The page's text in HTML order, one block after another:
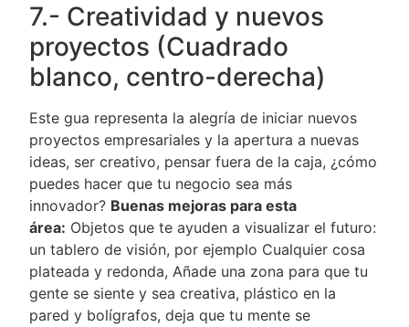
7.- Creatividad y nuevos
proyectos (Cuadrado
blanco, centro-derecha)
Este gua representa la alegría de iniciar nuevos
proyectos empresariales y la apertura a nuevas
ideas, ser creativo, pensar fuera de la caja, ¿cómo
puedes hacer que tu negocio sea más
innovador? Buenas mejoras para esta
área: Objetos que te ayuden a visualizar el futuro:
un tablero de visión, por ejemplo Cualquier cosa
plateada y redonda, Añade una zona para que tu
gente se siente y sea creativa, plástico en la
pared y bolígrafos, deja que tu mente se